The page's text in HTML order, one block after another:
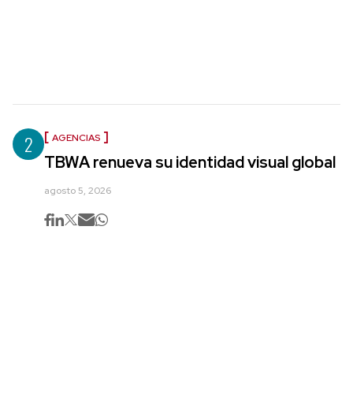
2 AGENCIAS
TBWA renueva su identidad visual global
agosto 5, 2026